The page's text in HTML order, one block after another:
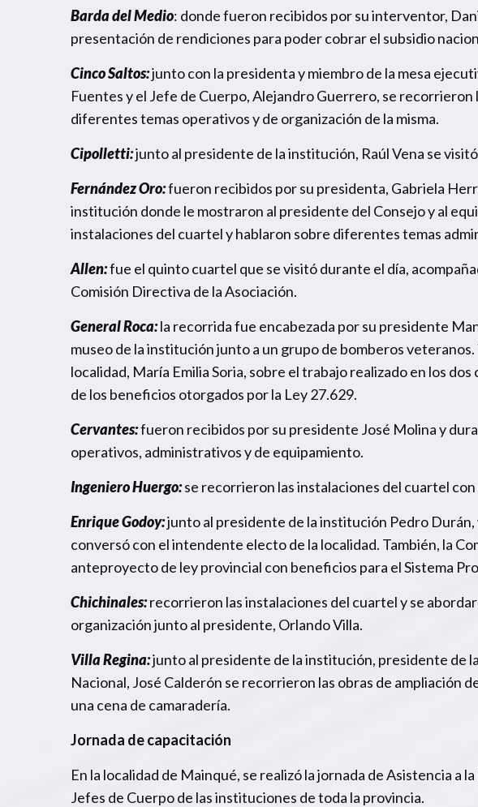
Barda del Medio: donde fueron recibidos por su interventor,
presentación de rendiciones para poder cobrar el subsidio
Cinco Saltos:junto con la presidenta y miembro de la mesa
Fuentes y el Jefe de Cuerpo, Alejandro Guerrero, se
diferentes temas operativos y de organización de la misma.
Cipolletti:junto al presidente de la institución, Raúl Vena se
Fernández Oro:fueron recibidos por su presidenta, Gabriela
institución donde le mostraron al presidente del Consejo y al
instalaciones del cuartel y hablaron sobre diferentes temas
Allen:fue el quinto cuartel que se visitó durante el día,
Comisión Directiva de la Asociación.
General Roca:la recorrida fue encabezada por su presidente
museo de la institución junto a un grupo de bomberos
localidad, María Emilia Soria, sobre el trabajo realizado en los
de los beneficios otorgados por la Ley 27.629.
Cervantes:fueron recibidos por su presidente José Molina y
operativos, administrativos y de equipamiento.
Ingeniero Huergo:se recorrieron las instalaciones del cuartel
Enrique Godoy:junto al presidente de la institución Pedro
conversó con el intendente electo de la localidad. También, la
anteproyecto de ley provincial con beneficios para el Sistema
Chichinales:recorrieron las instalaciones del cuartel y se
organización junto al presidente, Orlando Villa.
Villa Regina:junto al presidente de la institución, presidente de
Nacional, José Calderón se recorrieron las obras de ampliación
una cena de camaradería.
Jornada de capacitación
En la localidad de Mainqué, se realizó la jornada de Asistencia
Jefes de Cuerpo de las instituciones de toda la provincia.